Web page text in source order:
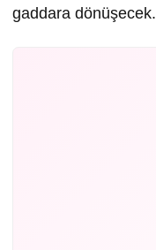
gaddara dönüşecek.